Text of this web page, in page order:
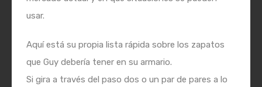
usar.
Aquí está su propia lista rápida sobre los zapatos
que Guy debería tener en su armario.
Si gira a través del paso dos o un par de pares a lo